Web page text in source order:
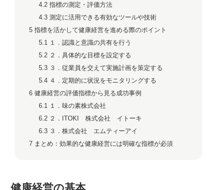
4.2指標の測定・評価方法
4.3測定に活用できる有効なツールや技術
5 指標を活かして健康経営を進める際のポイント
5.1
１．認識と意識の共有を行う
5.2２．具体的な目標を設定する
5.3３．従業員を交えて実施計画を策定する
5.4４．定期的に状況をモニタリングする
6 健康経営の評価指標から見る成功事例
6.1
１．味の素株式会社
6.2２．ITOKI 株式会社 イトーキ
6.3３．株式会社 エムティーアイ
7 まとめ：効果的な健康経営には明確な指標が必須